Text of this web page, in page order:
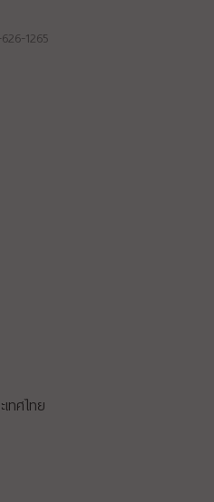
1265
ทศไทย